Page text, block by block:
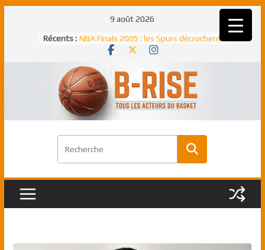
9 août 2026
Récents : meilleur défenseur d’une saison NBA
NBA Finals 2005 : les Spurs décrochent
un troisième titre NBA, la rude bataille
face aux Pistons
NBA Finals 2021 : les Bucks et Giannis
Antetokounmpo triomphent, le Greek
Freek élu MVP
Shai Gilgeous-Alexander : son premier
match à plus de 40 points en NBA, le
canadien transcendant face aux Spurs
Pau Gasol dans l’histoire en 2002 :
l’année